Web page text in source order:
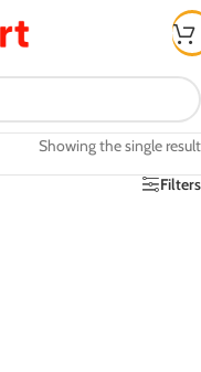
Showing the single result
Filters